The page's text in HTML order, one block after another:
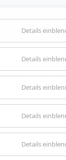
Details
Details
Details
Details
Details
E F G
N O P